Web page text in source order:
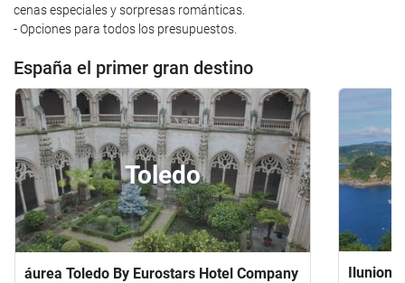
cenas especiales y sorpresas románticas.
- Opciones para todos los presupuestos.
España el primer gran destino
Toledo
áurea Toledo By Eurostars Hotel Company Ilunion